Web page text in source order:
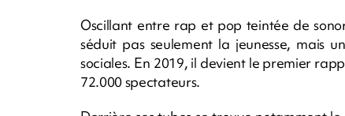
Oscillant entre rap et pop teintée de
séduit pas seulement la jeunesse, mais
sociales. En 2019, il devient le premier
72.000 spectateurs.